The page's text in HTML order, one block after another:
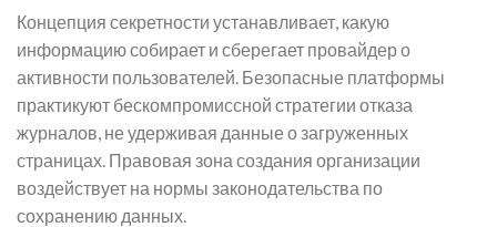
Концепция секретности устанавливает, какую
информацию собирает и сберегает провайдер о
активности пользователей. Безопасные платформы
практикуют бескомпромиссной стратегии отказа
журналов, не удерживая данные о загруженных
страницах. Правовая зона создания организации
воздействует на нормы законодательства по
сохранению данных.